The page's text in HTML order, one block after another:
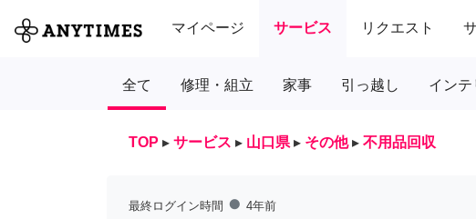
マイページ サービス リクエスト
全て 修理・組立 家事 引っ越し インテ
TOP ▸ サービス ▸ 山口県 ▸ その他 ▸ 不用品回収
最終ログイン時間 fiber_manual_record 4年前